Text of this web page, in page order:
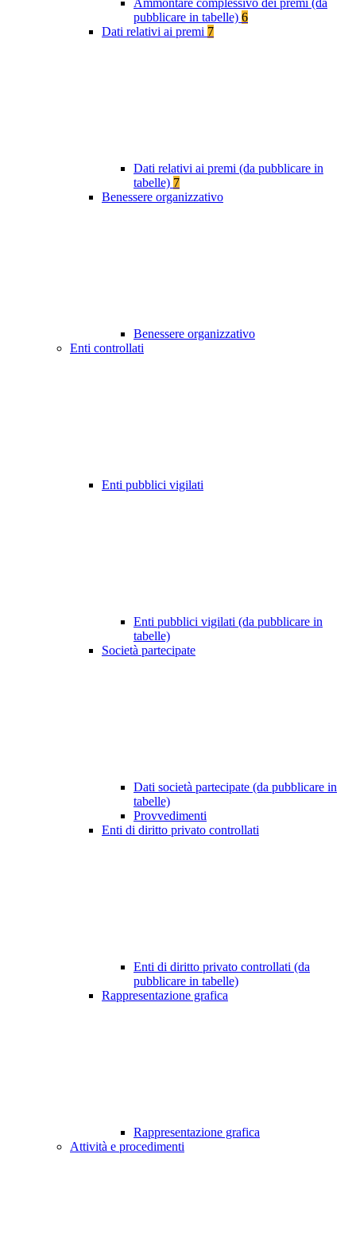
Ammontare complessivo dei premi (da
pubblicare in tabelle) 6
Dati relativi ai premi 7
Dati relativi ai premi (da pubblicare in
tabelle) 7
Benessere organizzativo
Benessere organizzativo
Enti controllati
Enti pubblici vigilati
Enti pubblici vigilati (da pubblicare in
tabelle)
Società partecipate
Dati società partecipate (da pubblicare in
tabelle)
Provvedimenti
Enti di diritto privato controllati
Enti di diritto privato controllati (da
pubblicare in tabelle)
Rappresentazione grafica
Rappresentazione grafica
Attività e procedimenti